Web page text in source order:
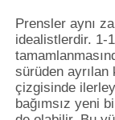
Prensler aynı
idealistlerdir. 1-
sürüden ayrılan
çizgisinde
bağımsız yeni